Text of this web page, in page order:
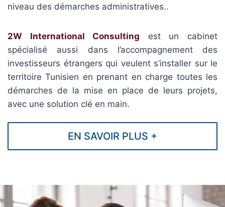
niveau des démarches administratives..
2W International Consulting est un cabinet
spécialisé aussi dans l’accompagnement des
investisseurs étrangers qui veulent s’installer sur le
territoire Tunisien en prenant en charge toutes les
démarches de la mise en place de leurs projets,
avec une solution clé en main.
EN SAVOIR PLUS +